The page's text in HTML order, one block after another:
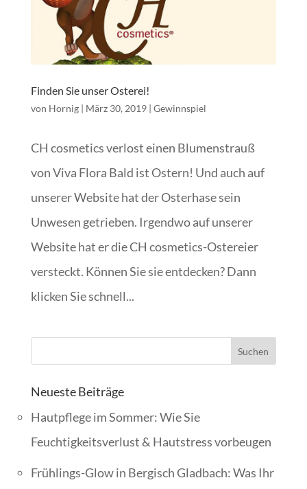
Finden Sie unser Osterei!
von Hornig| März 30, 2019| Gewinnspiel
CH cosmetics verlost einen Blumenstrauß
von Viva Flora Bald ist Ostern! Und auch auf
unserer Website hat der Osterhase sein
Unwesen getrieben. Irgendwo auf unserer
Website hat er die CH cosmetics-Ostereier
versteckt. Können Sie sie entdecken? Dann
klicken Sie schnell...
Neueste Beiträge
Hautpflege im Sommer: Wie Sie
Feuchtigkeitsverlust & Hautstress vorbeugen
Frühlings-Glow in Bergisch Gladbach: Was Ihr